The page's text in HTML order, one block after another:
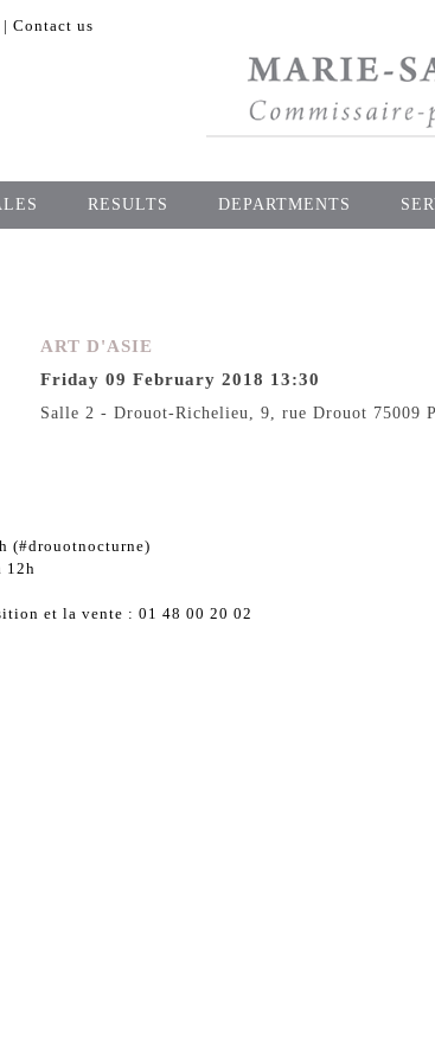
| Contact us
RESULTS DEPARTMENTS
ART D'ASIE
Friday 09 February 2018 13:30
Salle 2 - Drouot-Richelieu, 9, rue Drouot 75009
(#drouotnocturne)
12h
et la vente : 01 48 00 20 02